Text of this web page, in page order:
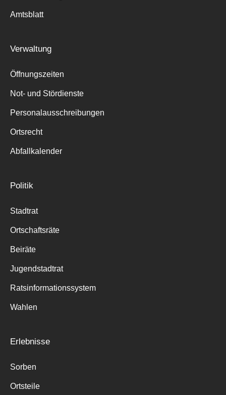
Suche
Amtsblatt
Verwaltung
Öffnungszeiten
Not- und Stördienste
Personalausschreibungen
Ortsrecht
Abfallkalender
Politik
Stadtrat
Ortschaftsräte
Beiräte
Jugendstadtrat
Ratsinformationssystem
Wahlen
Erlebnisse
Sorben
Ortsteile